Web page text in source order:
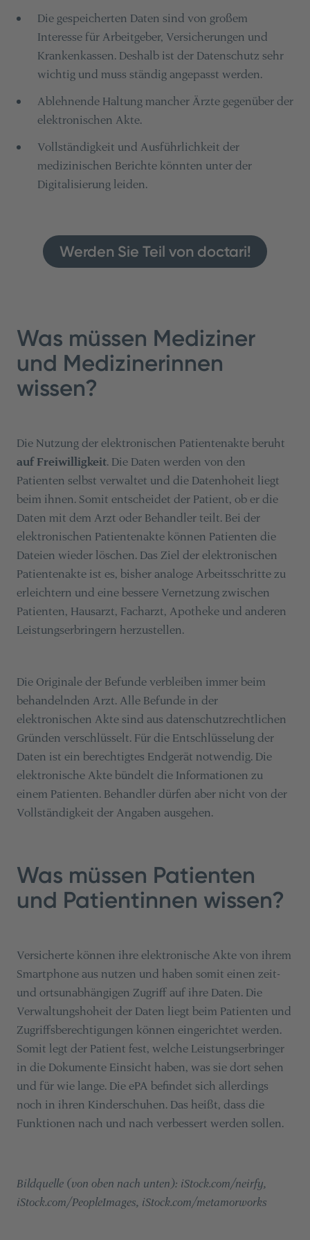
Die gespeicherten Daten sind von großem
Interesse für Arbeitgeber, Versicherungen und
Krankenkassen. Deshalb ist der Datenschutz sehr
wichtig und muss ständig angepasst werden.
Ablehnende Haltung mancher Ärzte gegenüber der
elektronischen Akte.
Vollständigkeit und Ausführlichkeit der
medizinischen Berichte könnten unter der
Digitalisierung leiden.
Werden Sie Teil von doctari!
Was müssen Mediziner
und Medizinerinnen
wissen?
Die Nutzung der elektronischen Patientenakte beruht
auf Freiwilligkeit. Die Daten werden von den
Patienten selbst verwaltet und die Datenhoheit liegt
beim ihnen. Somit entscheidet der Patient, ob er die
Daten mit dem Arzt oder Behandler teilt. Bei der
elektronischen Patientenakte können Patienten die
Dateien wieder löschen. Das Ziel der elektronischen
Patientenakte ist es, bisher analoge Arbeitsschritte zu
erleichtern und eine bessere Vernetzung zwischen
Patienten, Hausarzt, Facharzt, Apotheke und anderen
Leistungserbringern herzustellen.
Die Originale der Befunde verbleiben immer beim
behandelnden Arzt. Alle Befunde in der
elektronischen Akte sind aus datenschutzrechtlichen
Gründen verschlüsselt. Für die Entschlüsselung der
Daten ist ein berechtigtes Endgerät notwendig. Die
elektronische Akte bündelt die Informationen zu
einem Patienten. Behandler dürfen aber nicht von der
Vollständigkeit der Angaben ausgehen.
Was müssen Patienten
und Patientinnen wissen?
Versicherte können ihre elektronische Akte von ihrem
Smartphone aus nutzen und haben somit einen zeit-
und ortsunabhängigen Zugriff auf ihre Daten. Die
Verwaltungshoheit der Daten liegt beim Patienten und
Zugriffsberechtigungen können eingerichtet werden.
Somit legt der Patient fest, welche Leistungserbringer
in die Dokumente Einsicht haben, was sie dort sehen
und für wie lange. Die ePA befindet sich allerdings
noch in ihren Kinderschuhen. Das heißt, dass die
Funktionen nach und nach verbessert werden sollen.
Bildquelle (von oben nach unten): iStock.com/neirfy,
iStock.com/PeopleImages, iStock.com/metamorworks